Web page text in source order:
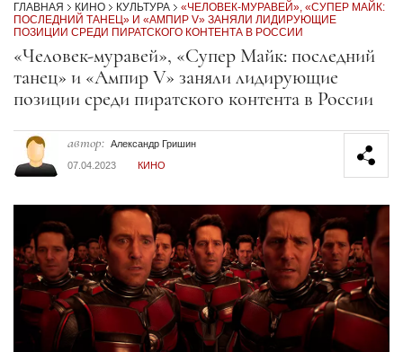
ГЛАВНАЯ КИНО КУЛЬТУРА
«ЧЕЛОВЕК-МУРАВЕЙ», «СУПЕР МАЙК:
ПОСЛЕДНИЙ ТАНЕЦ» И «АМПИР V» ЗАНЯЛИ ЛИДИРУЮЩИЕ
ПОЗИЦИИ СРЕДИ ПИРАТСКОГО КОНТЕНТА В РОССИИ
Секция статей
«Человек-муравей», «Супер Майк: последний
танец» и «Ампир V» заняли лидирующие
позиции среди пиратского контента в России
автор: Александр Гришин
07.04.2023
КИНО